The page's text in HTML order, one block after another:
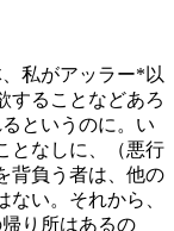
私がアッラー*以
することなどあろ
というのに。い
となしに、（悪行
背負う者は、他の
い。それから、
り所はあるの